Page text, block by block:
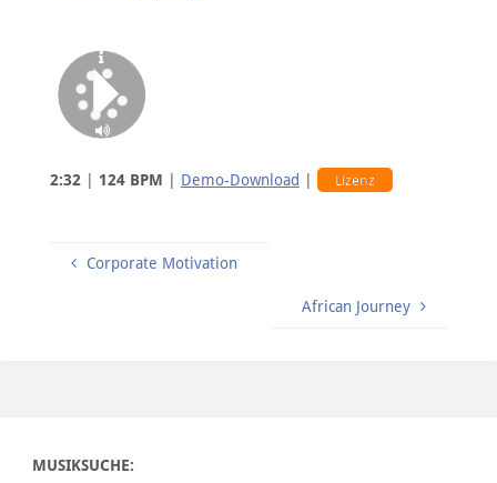
2:32| 124 BPM | Demo-Download | Lizenz
Corporate Motivation
African Journey
MUSIKSUCHE: